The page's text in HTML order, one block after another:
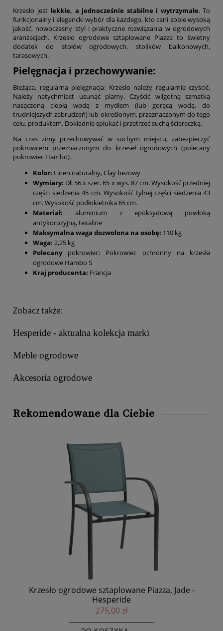
Krzesło jest lekkie, a jednocześnie stabilne i wytrzymałe. To
funkcjonalny i elegancki wybór dla każdego, kto ceni sobie wysoką
jakość, nowoczesny styl i praktyczne rozwiązania w ogrodowych
aranżacjach. Krzesło ogrodowe sztaplowane Piazza to świetny
dodatek do stołów ogrodowych, stolików balkonowych,
tarasowych.
Pielęgnacja i przechowywanie:
Bieżąca, regularna pielęgnacja: Krzesło należy regularnie czyścić.
Należy natychmiast usunąć plamy. Czyścić wilgotną szmatką
nasączoną ciepłą wodą z mydłem (lub gorącą wodą, do
trudniejszych zabrudzeń) lub określonym, przeznaczonym do tego
celu, produktem. Dokładnie spłukać i przetrzeć suchą ściereczką.
Na czas zimy przechowywać w suchym miejscu, zabezpieczyć
pokrowcem przeznaczonym do krzeseł ogrodowych (polecany
pokrowiec Hambo).
Kolor: Linen naturalny, Clay beżowy
Wymiary: Dł. 56 x szer. 65 x wys. 87 cm. Wysokość przedniej
części siedzenia 45 cm. Wysokość tylnej części siedzenia 43
cm. Wysokość podłokietnika 65 cm.
Materiał: aluminium z epoksydową powłoką
antykorozyjną, texaline
Maksymalna waga dozwolona na osobę: 110 kg
Waga: 2,25 kg
Polecany pokrowiec: Pokrowiec ochronny na krzesła
ogrodowe Hambo S
Kraj producenta: Francja
Zobacz także:
Hesperide - aktualna kolekcja marki
Meble ogrodowe
Akcesoria ogrodowe
Rekomendowane dla Ciebie
Jade -
Krzesło ogrodowe sztaplowane Piazza,
grafitowe - Hesperide